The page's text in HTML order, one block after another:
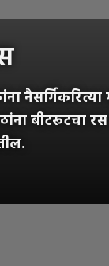
नैसर्गिकरित्या
बीटरूटचा